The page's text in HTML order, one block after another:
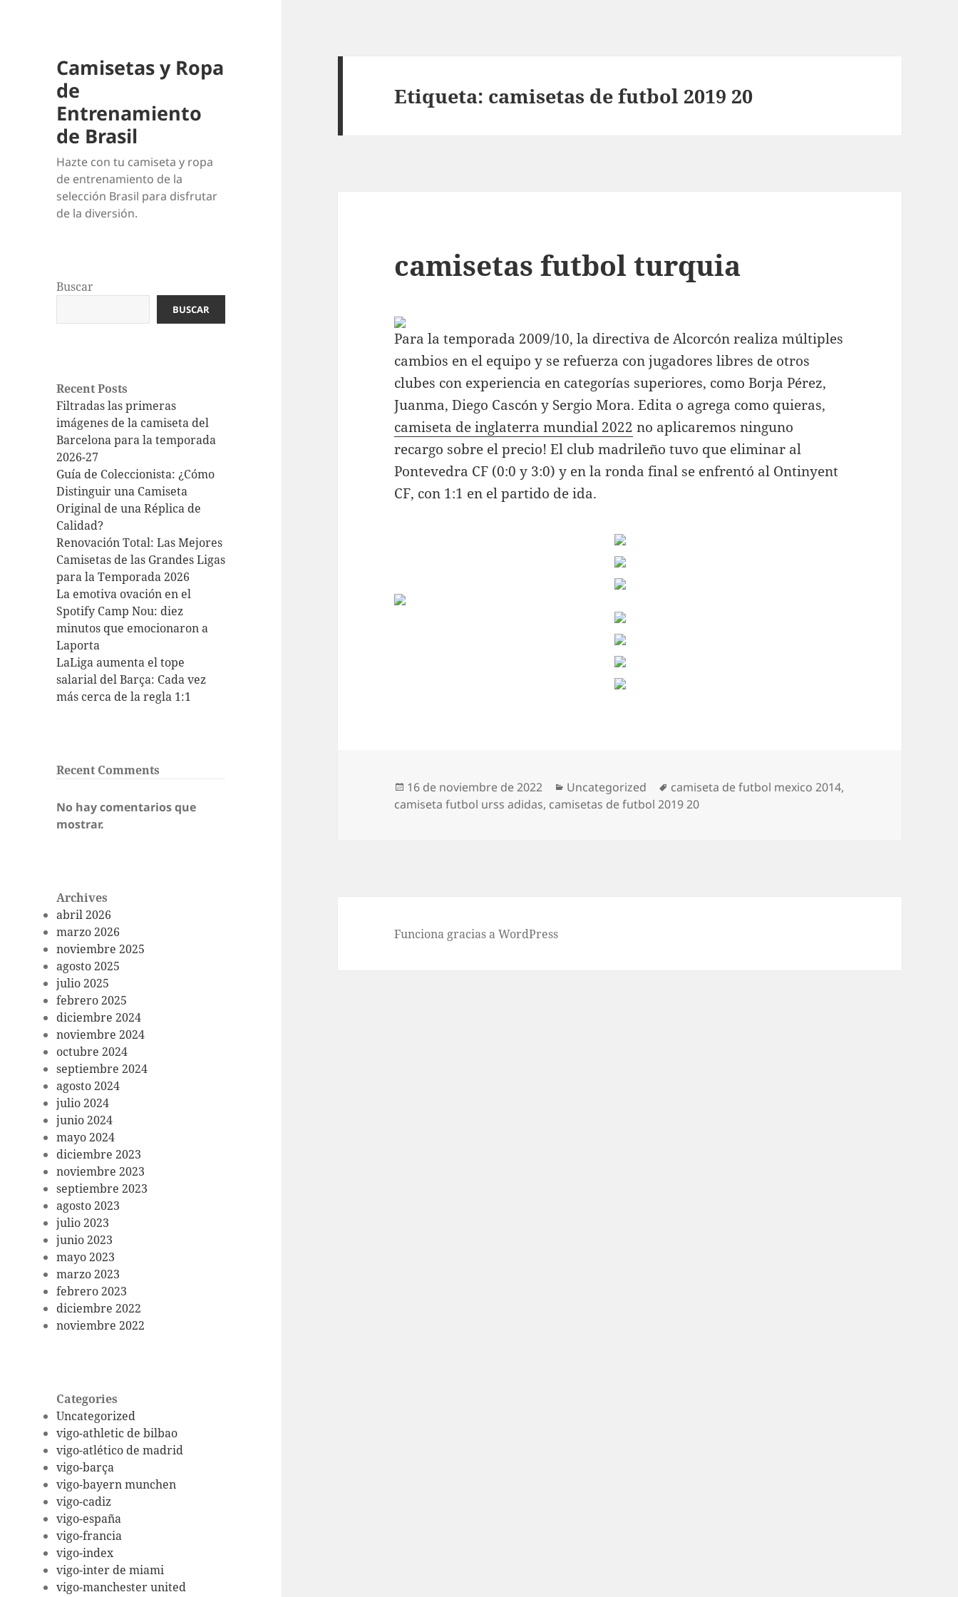
Camisetas y Ropa
de
Entrenamiento
de Brasil
Hazte con tu camiseta y ropa
de entrenamiento de la
selección Brasil para disfrutar
de la diversión.
Buscar
BUSCAR
Recent Posts
Filtradas las primeras
imágenes de la camiseta del
Barcelona para la temporada
2026-27
Guía de Coleccionista: ¿Cómo
Distinguir una Camiseta
Original de una Réplica de
Calidad?
Renovación Total: Las Mejores
Camisetas de las Grandes Ligas
para la Temporada 2026
La emotiva ovación en el
Spotify Camp Nou: diez
minutos que emocionaron a
Laporta
LaLiga aumenta el tope
salarial del Barça: Cada vez
más cerca de la regla 1:1
Recent Comments
No hay comentarios que
mostrar.
Archives
abril 2026
marzo 2026
noviembre 2025
agosto 2025
julio 2025
febrero 2025
diciembre 2024
noviembre 2024
octubre 2024
septiembre 2024
agosto 2024
julio 2024
junio 2024
mayo 2024
diciembre 2023
noviembre 2023
septiembre 2023
agosto 2023
julio 2023
junio 2023
mayo 2023
marzo 2023
febrero 2023
diciembre 2022
noviembre 2022
Categories
Uncategorized
vigo-athletic de bilbao
vigo-atlético de madrid
vigo-barça
vigo-bayern munchen
vigo-cadiz
vigo-españa
vigo-francia
vigo-index
vigo-inter de miami
vigo-manchester united
Etiqueta: camisetas de futbol 2019 20
camisetas futbol turquia
Para la temporada 2009/10, la directiva de Alcorcón realiza múltiples
cambios en el equipo y se refuerza con jugadores libres de otros
clubes con experiencia en categorías superiores, como Borja Pérez,
Juanma, Diego Cascón y Sergio Mora. Edita o agrega como quieras,
camiseta de inglaterra mundial 2022 no aplicaremos ninguno
recargo sobre el precio! El club madrileño tuvo que eliminar al
Pontevedra CF (0:0 y 3:0) y en la ronda final se enfrentó al Ontinyent
CF, con 1:1 en el partido de ida.
Publicado
el
16 de noviembre de 2022 Categorías
Uncategorized Etiquetas
camiseta de futbol mexico 2014,
camiseta futbol urss adidas, camisetas de futbol 2019 20
Funciona gracias a WordPress